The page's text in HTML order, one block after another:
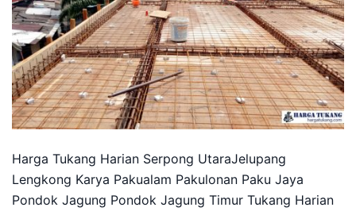
Harga Tukang Harian Serpong UtaraJelupang
Lengkong Karya Pakualam Pakulonan Paku Jaya
Pondok Jagung Pondok Jagung Timur Tukang Harian